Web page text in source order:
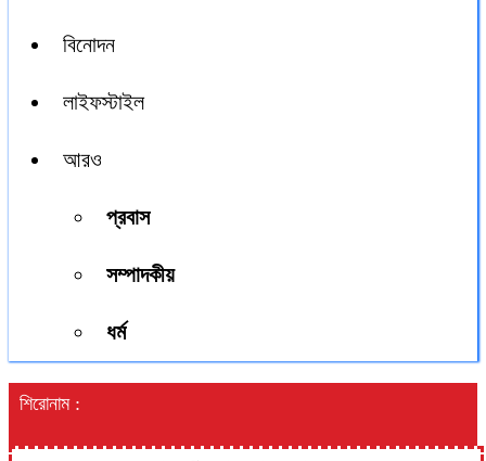
বিনোদন
লাইফস্টাইল
আরও
প্রবাস
সম্পাদকীয়
ধর্ম
শিরোনাম :